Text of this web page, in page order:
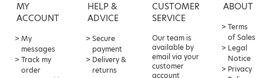
MY
ACCOUNT
My
messages
Track my
order
HELP &
ADVICE
Secure
payment
Delivery &
returns
CUSTOMER
SERVICE
Our team is
available by
email via your
customer
account
ABOUT
Terms
of Sales
Legal
Notice
Privacy